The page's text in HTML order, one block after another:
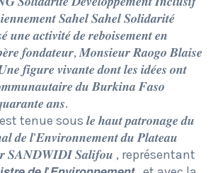
𝑺𝒂𝒉𝒆𝒍 𝑺𝒂𝒉𝒆𝒍 𝑺𝒐𝒍𝒊𝒅𝒂𝒓𝒊𝒕𝒆́
𝒖𝒏𝒆 𝒂𝒄𝒕𝒊𝒗𝒊𝒕𝒆́ 𝒅𝒆 𝒓𝒆𝒃𝒐𝒊𝒔𝒆𝒎𝒆𝒏𝒕 𝒆𝒏
𝒇𝒐𝒏𝒅𝒂𝒕𝒆𝒖𝒓, 𝑴𝒐𝒏𝒔𝒊𝒆𝒖𝒓 𝑹𝒂𝒐𝒈𝒐 𝑩𝒍𝒂𝒊𝒔𝒆
𝒗𝒊𝒗𝒂𝒏𝒕𝒆 𝒅𝒐𝒏𝒕 𝒍𝒆𝒔 𝒊𝒅𝒆́𝒆𝒔 𝒐𝒏𝒕
𝒅𝒖 𝑩𝒖𝒓𝒌𝒊𝒏𝒂 𝑭𝒂𝒔𝒐
𝒂𝒏𝒔.
tenue sous 𝒍𝒆 𝒉𝒂𝒖𝒕 𝒑𝒂𝒕𝒓𝒐𝒏𝒂𝒈𝒆 𝒅𝒖
𝒅𝒆 𝒍’𝑬𝒏𝒗𝒊𝒓𝒐𝒏𝒏𝒆𝒎𝒆𝒏𝒕 𝒅𝒖 𝑷𝒍𝒂𝒕𝒆𝒂𝒖
𝑺𝑨𝑵𝑫𝑾𝑰𝑫𝑰 𝑺𝒂𝒍𝒊𝒇𝒐𝒖 , représentant